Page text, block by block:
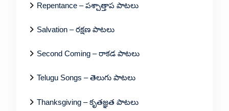
Repentance – పశ్చాత్తాప పాటలు
Salvation – రక్షణ పాటలు
Second Coming – రాకడ పాటలు
Telugu Songs – తెలుగు పాటలు
Thanksgiving – కృతజ్ఞత పాటలు